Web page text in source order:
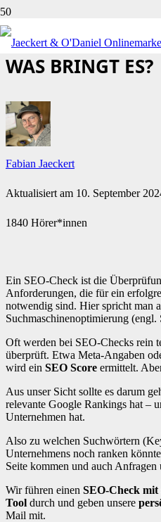
WAS IST EIN
WAS BRINGT ES?
Fabian Jaeckert
Aktualisiert am 10. September
1840 Hörer*innen
Ein SEO-Check ist die
Anforderungen, die für ein
notwendig sind. Hier spricht man
Suchmaschinenoptimierung (engl.
Oft werden bei SEO-Checks rein
überprüft. Etwa Meta-Angaben
wird ein SEO Score ermittelt.
Aus unser Sicht sollte es darum
relevante Google Rankings hat –
Unternehmen hat.
Also zu welchen Suchwörtern
Unternehmens noch ranken
Seite kommen und auch
Wir führen einen SEO-Check mit
Tool durch und geben unsere
Mail mit.